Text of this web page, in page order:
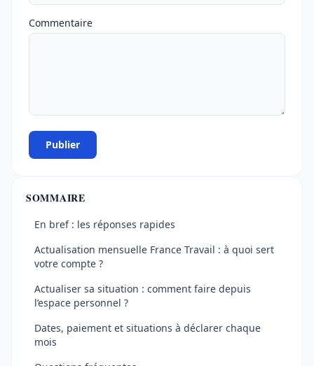
Commentaire
Publier
SOMMAIRE
En bref : les réponses rapides
Actualisation mensuelle France Travail : à quoi sert
votre compte ?
Actualiser sa situation : comment faire depuis
l’espace personnel ?
Dates, paiement et situations à déclarer chaque
mois